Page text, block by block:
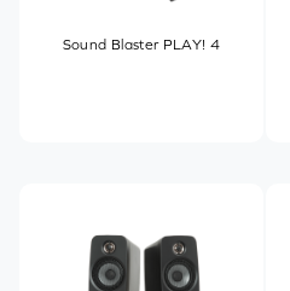
Sound Blaster PLAY! 4